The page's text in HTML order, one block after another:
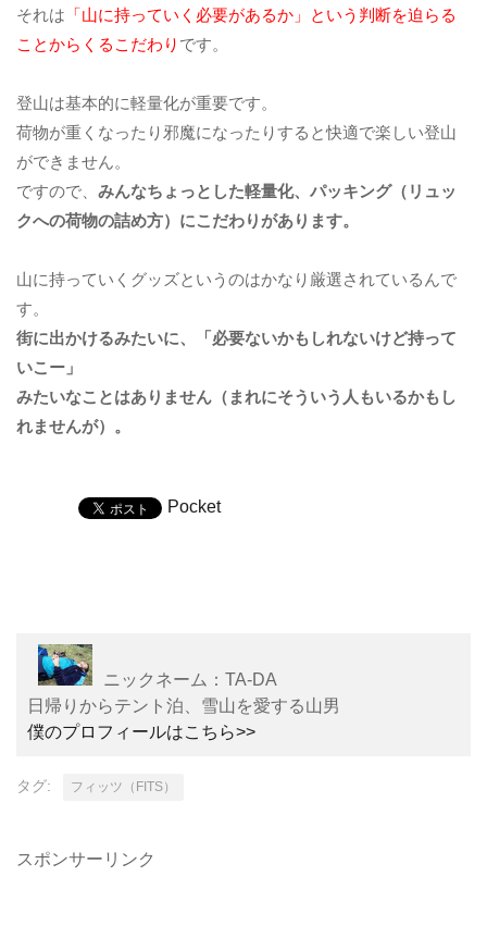
それは 「山に持っていく必要があるか」という判断を迫らる
ことからくるこだわり です。
登山は基本的に軽量化が重要です。
荷物が重くなったり邪魔になったりすると快適で楽しい登山
ができません。
ですので、 みんなちょっとした軽量化、パッキング（リュッ
クへの荷物の詰め方）にこだわりがあります。
山に持っていくグッズというのはかなり厳選されているんで
す。
街に出かけるみたいに、「必要ないかもしれないけど持って
いこー」
みたいなことはありません（まれにそういう人もいるかもし
れませんが）。
Pocket
ニックネーム：TA-DA
日帰りからテント泊、雪山を愛する山男
僕のプロフィールはこちら>>
タグ: フィッツ（FITS）
スポンサーリンク